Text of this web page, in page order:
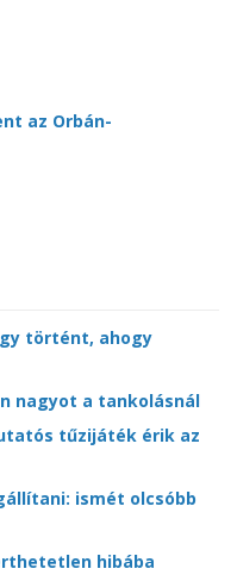
az Orbán-
történt, ahogy
nagyot a tankolásnál
tűzijáték érik az
ismét olcsóbb
hibába